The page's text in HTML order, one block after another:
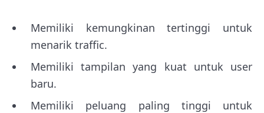
Memiliki kemungkinan tertinggi untuk
menarik traffic.
Memiliki tampilan yang kuat untuk user
baru.
Memiliki peluang paling tinggi untuk